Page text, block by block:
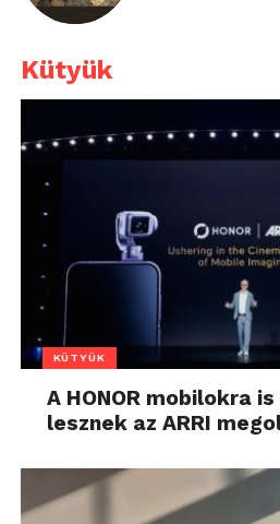
Kütyük
KÜTYÜK
A HONOR mobilokra
lesznek az ARRI